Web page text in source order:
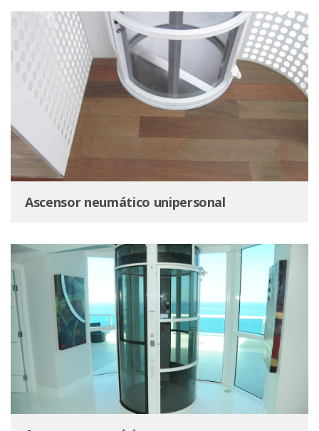
Ascensor neumático unipersonal